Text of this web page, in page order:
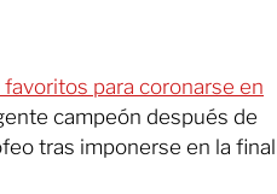
para coronarse en
campeón después de
tras imponerse en la final